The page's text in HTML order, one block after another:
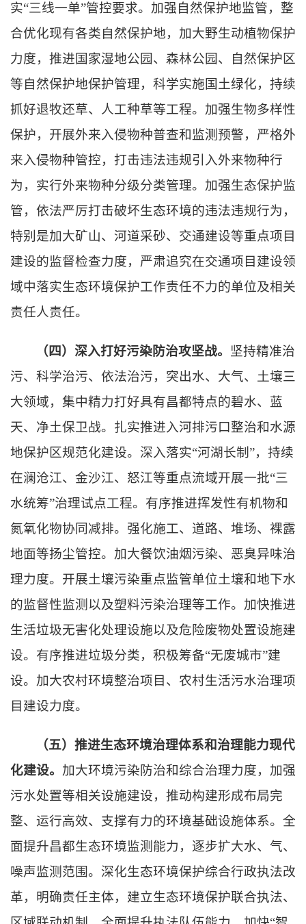
实“三线一单”管控要求。加强自然保护地监管，整
合优化现有各类自然保护地，加大野生动植物保护
力度，推进国家湿地公园、森林公园、自然保护区
等自然保护地保护管理，科学实施国土绿化，持续
抓好退牧还草、人工种草等工程。加强生物多样性
保护，开展外来入侵物种普查和监测预警，严格外
来入侵物种管控，打击违法违规引入外来物种行
为，实行外来物种分级分类管理。加强生态保护监
管，依法严厉打击破坏生态环境的违法违规行为，
特别是加大矿山、河道采砂、交通建设等重点项目
建设的监督检查力度，严肃追究在交通项目建设领
域中落实生态环境保护工作责任不力的单位及相关
责任人责任。
（四）深入打好污染防治攻坚战。 坚持精准治
污、科学治污、依法治污，突出水、大气、土壤三
大领域，集中精力打好具有昌都特点的碧水、蓝
天、净土保卫战。扎实推进入河排污口整治和水源
地保护区规范化建设。深入落实“河湖长制”，持续
在澜沧江、金沙江、怒江等重点流域开展一批“三
水统筹”治理试点工程。有序推进挥发性有机物和
氮氧化物协同减排。强化施工、道路、堆场、裸露
地面等扬尘管控。加大餐饮油烟污染、恶臭异味治
理力度。开展土壤污染重点监管单位土壤和地下水
的监督性监测以及塑料污染治理等工作。加快推进
生活垃圾无害化处理设施以及危险废物处置设施建
设。有序推进垃圾分类，积极筹备“无废城市”建
设。加大农村环境整治项目、农村生活污水治理项
目建设力度。
（五）推进生态环境治理体系和治理能力现代
化建设。 加大环境污染防治和综合治理力度，加强
污水处置等相关设施建设，推动构建形成布局完
整、运行高效、支撑有力的环境基础设施体系。全
面提升昌都生态环境监测能力，逐步扩大水、气、
噪声监测范围。深化生态环境保护综合行政执法改
革，明确责任主体，建立生态环境保护联合执法、